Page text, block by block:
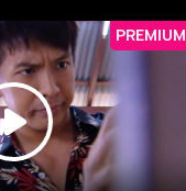
PREMIUM